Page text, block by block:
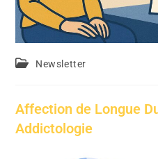
Newsletter
Affection de Longue
Addictologie